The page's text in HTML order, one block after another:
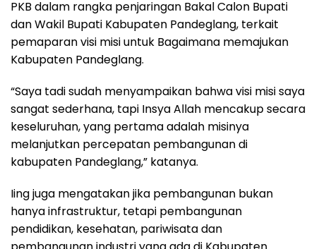
PKB dalam rangka penjaringan Bakal Calon Bupati
dan Wakil Bupati Kabupaten Pandeglang, terkait
pemaparan visi misi untuk Bagaimana memajukan
Kabupaten Pandeglang.
“Saya tadi sudah menyampaikan bahwa visi misi saya
sangat sederhana, tapi Insya Allah mencakup secara
keseluruhan, yang pertama adalah misinya
melanjutkan percepatan pembangunan di
kabupaten Pandeglang,” katanya.
Iing juga mengatakan jika pembangunan bukan
hanya infrastruktur, tetapi pembangunan
pendidikan, kesehatan, pariwisata dan